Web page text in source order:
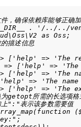
，确保依赖库能够正确
. '/../../
as Oss;
描述信息
['help' => 'The
=> ['help' => 'The
['help' => 'The
=> 'The name
['help' => 'The
getopt所需的长选项格
":"表示该参数需要值